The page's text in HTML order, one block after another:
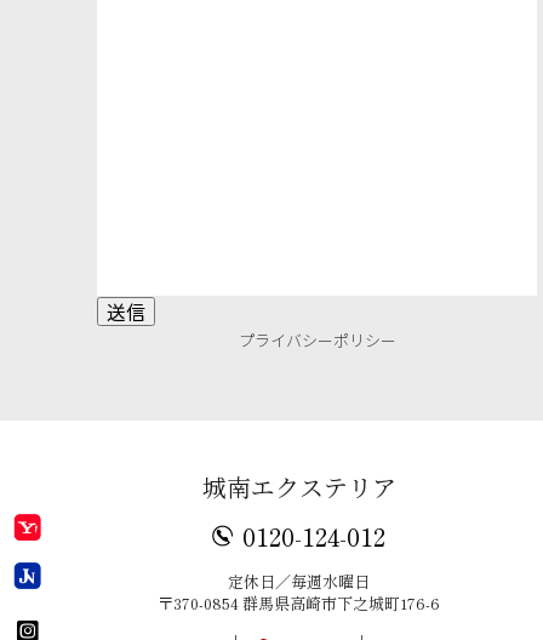
プライバシーポリシー
城南エクステリア
0120-124-012
定休日／毎週水曜日
〒370-0854 群馬県高崎市下之城町176-6